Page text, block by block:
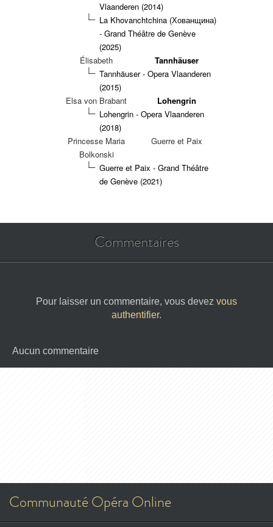
Vlaanderen (2014)
La Khovanchtchina (Хованщина)
- Grand Théâtre de Genève
(2025)
Élisabeth
Tannhäuser
Tannhäuser - Opera Vlaanderen
(2015)
Elsa von Brabant
Lohengrin
Lohengrin - Opera Vlaanderen
(2018)
Princesse Maria
Bolkonski
Guerre et Paix
Guerre et Paix - Grand Théâtre
de Genève (2021)
Commentaires
Pour laisser un commentaire, vous devez vous
authentifier.
Aucun commentaire
Communauté Opéra Online